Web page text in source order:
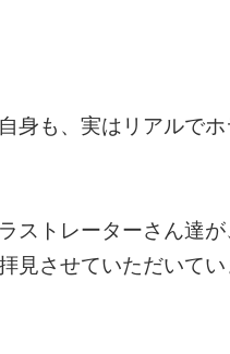
身も、実はリアルで
ストレーターさん達
見させていただいて